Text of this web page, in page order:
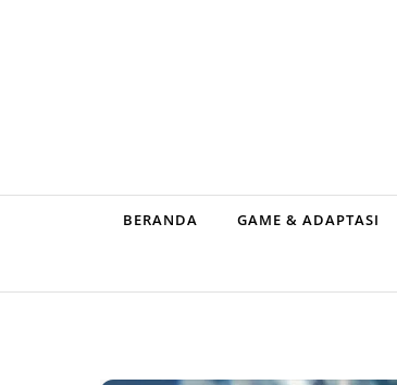
BERANDA GAME & ADAPTASI